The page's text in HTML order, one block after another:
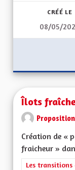
CRÉÉ LE
08/05/
Îlots
Création de «
fraicheur »
Filtrer les
Les transitions